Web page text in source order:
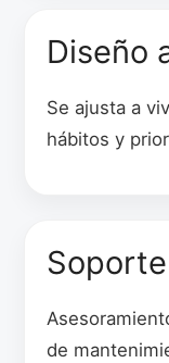
Diseño
Se ajusta a
hábitos y
de